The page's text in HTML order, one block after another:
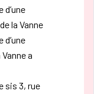
la Vanne
a
sis 3, rue